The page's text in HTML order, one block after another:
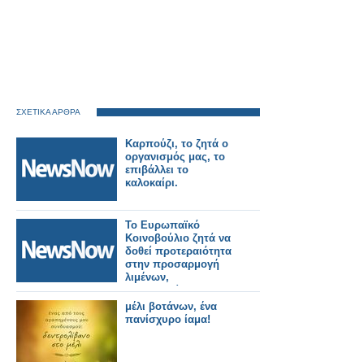
ΣΧΕΤΙΚΑ ΑΡΘΡΑ
Καρπούζι, το ζητά ο
οργανισμός μας, το
επιβάλλει το
καλοκαίρι.
Το Ευρωπαϊκό
Κοινοβούλιο ζητά να
δοθεί προτεραιότητα
στην προσαρμογή
λιμένων,
αεροδρομίων και
σιδηροδρόμων για
στρατιωτική χρήση.
μέλι βοτάνων, ένα
πανίσχυρο ίαμα!